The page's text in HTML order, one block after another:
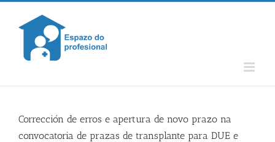
Skip
content
Corrección de erros e apertura de novo prazo na
convocatoria de prazas de transplante para DUE e